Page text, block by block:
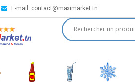
E-mail: contact@maximarket.tn